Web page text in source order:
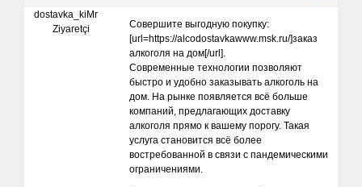
dostavka_kiMr
Ziyaretçi
Совершите выгодную покупку:
[url=https://alcodostavkawww.msk.ru/]заказ
алкоголя на дом[/url].
Современные технологии позволяют
быстро и удобно заказывать алкоголь на
дом. На рынке появляется всё больше
компаний, предлагающих доставку
алкоголя прямо к вашему порогу. Такая
услуга становится всё более
востребованной в связи с пандемическими
ограничениями.